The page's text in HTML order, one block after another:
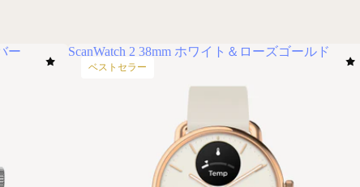
ー ScanWatch 2 38mm ホワイト＆ローズゴールド
ベストセラー